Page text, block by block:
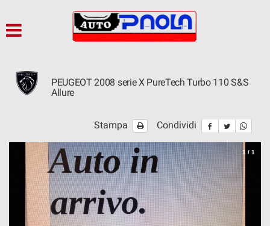
OCCASIONI
NEOPATENTATI
ACQUISTIAMO USATO
PEUGEOT 2008 serie X PureTech Turbo 110 S&S
Allure
Stampa Condividi
1 / 1
tue
consenso
consente
esprimere
preferenze